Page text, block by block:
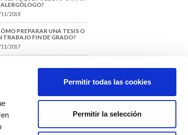
Permitir todas las cookies
Permitir la selección
ALERGÓLOGO?
11/2018
PREPARAR UNA TESIS O
TRABAJO FIN DE GRADO?
11/2017
datos